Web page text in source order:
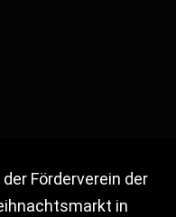
Förderverein der
in